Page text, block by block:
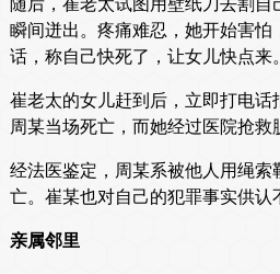
随后，崔老太试图用壁纸刀去割自
瞬间迸出。疼痛难忍，她开始害怕
话，称自己快死了，让女儿快点来。
崔老太的女儿赶到后，立即打电话
周某当场死亡，而她经过医院抢救
经法医鉴定，周某系被他人用绳索
亡。崔某也对自己的犯罪事实供认
亲属邻里